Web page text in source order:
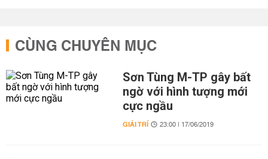
CÙNG CHUYÊN MỤC
Sơn Tùng M-TP gây bất
ngờ với hình tượng mới
cực ngầu
GIẢI TRÍ 23:00 | 17/06/2019